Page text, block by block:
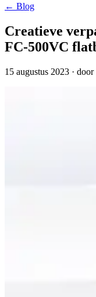
← Blog
Creatieve
FC-500VC
15 augustus 2023 · door